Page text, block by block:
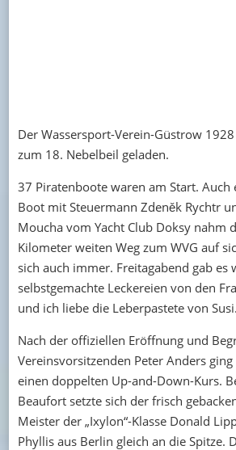
Der Wassersport-Verein-Güstrow 1928
zum 18. Nebelbeil geladen.
37 Piratenboote waren am Start. Auch
Boot mit Steuermann Zdeněk Rychtr
Moucha vom Yacht Club Doksy nahm
Kilometer weiten Weg zum WVG auf
sich auch immer. Freitagabend gab es
selbstgemachte Leckereien von den
und ich liebe die Leberpastete von Susi.
Nach der offiziellen Eröffnung und
Vereinsvorsitzenden Peter Anders
einen doppelten Up-and-Down-Kurs.
Beaufort setzte sich der frisch
Meister der „Ixylon“-Klasse Donald
Phyllis aus Berlin gleich an die Spitze.